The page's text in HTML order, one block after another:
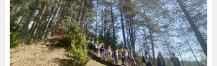
žygis
Dzūkijos
miškais